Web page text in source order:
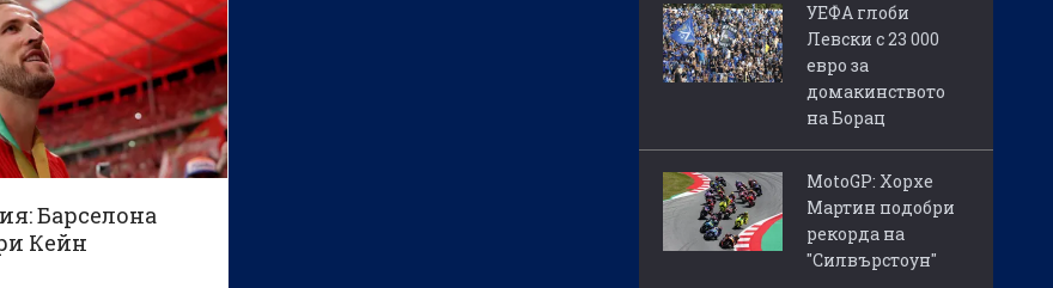
Барселона
Кейн
УЕФА глоби
Левски с 23 000
евро за
домакинството
на Борац
MotoGP: Хорхе
Мартин подобри
рекорда на
"Силвърстоун"